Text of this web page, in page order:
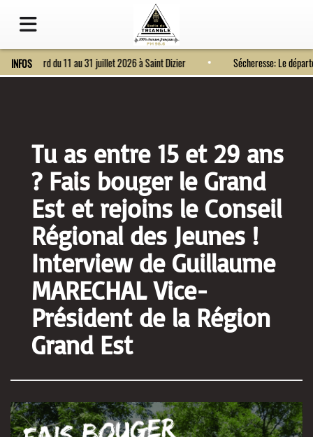
INFOS
Fort Bragard du 11 au 31 juillet 2026 à Saint Dizier Sécheresse: Le
Tu as entre 15 et 29 ans
? Fais bouger le Grand
Est et rejoins le Conseil
Régional des Jeunes !
Interview de Guillaume
MARECHAL Vice-
Président de la Région
Grand Est